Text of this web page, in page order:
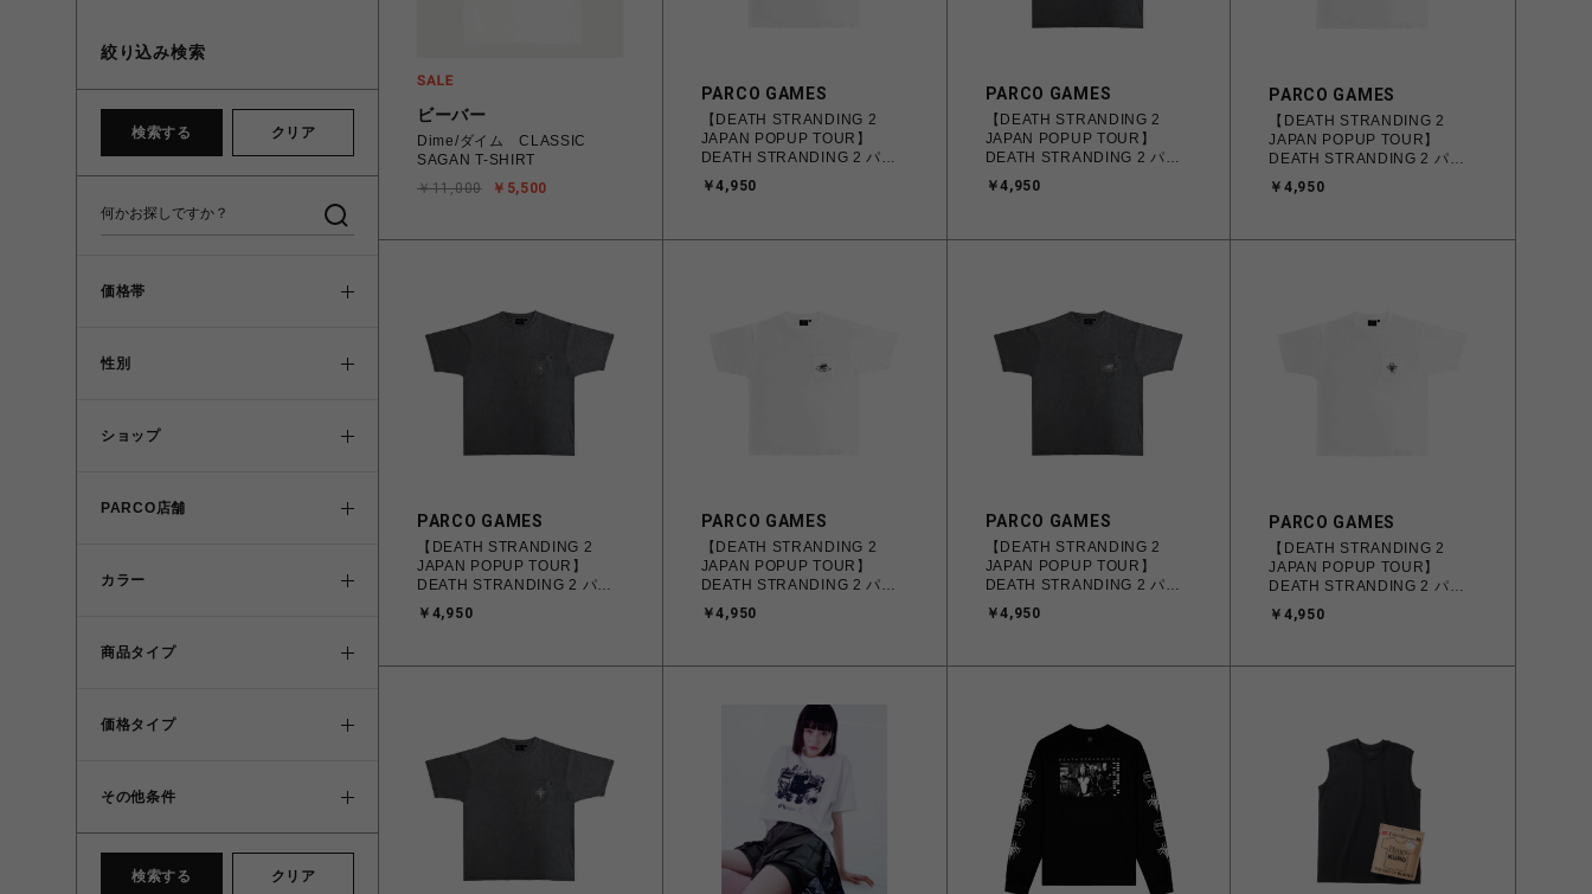
絞り込み検索
検索する クリア
価格帯
性別
ショップ
PARCO店舗
カラー
商品タイプ
価格タイプ
その他条件
検索する クリア
ビーバー
Dime/ダイム CLASSIC
SAGAN T-SHIRT
￥5,500
￥11,000
PARCO GAMES
【DEATH STRANDING 2
JAPAN POPUP TOUR】
DEATH STRANDING 2 パッ
ver. ホワイト
￥4,950
PARCO GAMES
【DEATH STRANDING 2
JAPAN POPUP TOUR】
DEATH STRANDING 2 パッ
ver. グレー
￥4,950
PARCO GAMES
【DEATH STRANDING 2
JAPAN POPUP TOUR】
DEATH STRANDING 2 パッ
ト
￥4,950
PARCO GAMES
【DEATH STRANDING 2
JAPAN POPUP TOUR】
DEATH STRANDING 2 パッ
￥4,950
PARCO GAMES
【DEATH STRANDING 2
JAPAN POPUP TOUR】
DEATH STRANDING 2 パッ
ver. ホワイト
￥4,950
PARCO GAMES
【DEATH STRANDING 2
JAPAN POPUP TOUR】
DEATH STRANDING 2 パッ
ver. グレー
￥4,950
PARCO GAMES
【DEATH STRANDING 2
JAPAN POPUP TOUR】
DEATH STRANDING 2 パッ
ホワイト
￥4,950